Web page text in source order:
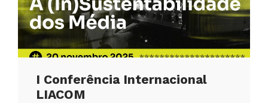
I Conferência Internacional
LIACOM